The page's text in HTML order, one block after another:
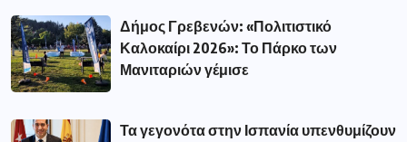
Δήμος Γρεβενών: «Πολιτιστικό
Καλοκαίρι 2026»: Το Πάρκο των
Μανιταριών γέμισε
Τα γεγονότα στην Ισπανία υπενθυμίζουν